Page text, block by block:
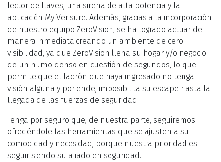
lector de llaves, una sirena de alta potencia y la
aplicación My Verisure. Además, gracias a la incorporación
de nuestro equipo ZeroVision, se ha logrado actuar de
manera inmediata creando un ambiente de cero
visibilidad, ya que ZeroVision llena su hogar y/o negocio
de un humo denso en cuestión de segundos, lo que
permite que el ladrón que haya ingresado no tenga
visión alguna y por ende, imposibilita su escape hasta la
llegada de las fuerzas de seguridad.
Tenga por seguro que, de nuestra parte, seguiremos
ofreciéndole las herramientas que se ajusten a su
comodidad y necesidad, porque nuestra prioridad es
seguir siendo su aliado en seguridad.